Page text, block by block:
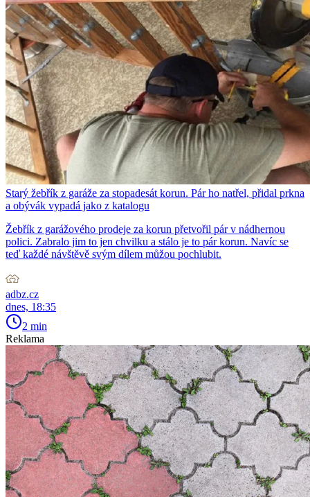
Starý žebřík z garáže za stopadesát korun. Pár ho natřel, přidal prkna
a obývák vypadá jako z katalogu
Žebřík z garážového prodeje za korun přetvořil pár v nádhernou
polici. Zabralo jim to jen chvilku a stálo je to pár korun. Navíc se
teď každé návštěvě svým dílem můžou pochlubit.
adbz.cz
dnes, 18:35
2 min
Reklama